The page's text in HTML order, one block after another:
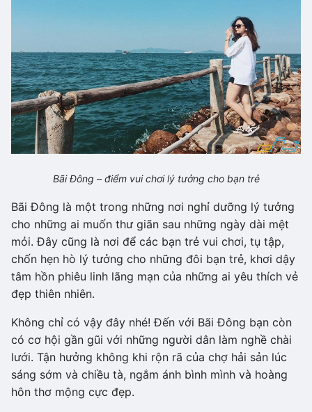
Bãi Đông – điểm vui chơi lý tưởng cho bạn trẻ
Bãi Đông là một trong những nơi nghỉ dưỡng lý tưởng
cho những ai muốn thư giãn sau những ngày dài mệt
mỏi. Đây cũng là nơi để các bạn trẻ vui chơi, tụ tập,
chốn hẹn hò lý tưởng cho những đôi bạn trẻ, khơi dậy
tâm hồn phiêu linh lãng mạn của những ai yêu thích vẻ
đẹp thiên nhiên.
Không chỉ có vậy đây nhé! Đến với Bãi Đông bạn còn
có cơ hội gần gũi với những người dân làm nghề chài
lưới. Tận hưởng không khi rộn rã của chợ hải sản lúc
sáng sớm và chiều tà, ngắm ánh bình mình và hoàng
hôn thơ mộng cực đẹp.